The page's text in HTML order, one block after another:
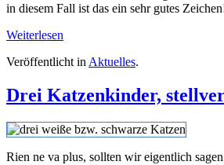
in diesem Fall ist das ein sehr gutes
Weiterlesen
Veröffentlicht in Aktuelles.
Drei Katzenkinder,
Rien ne va plus, sollten wir eigentlich